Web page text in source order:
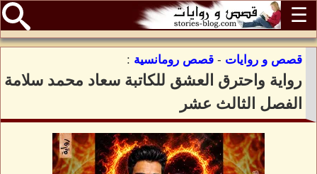
☰
قصص و روايات - قصص رومانسية :
رواية واحترق العشق للكاتبة سعاد محمد سلامة
الفصل الثالث عشر